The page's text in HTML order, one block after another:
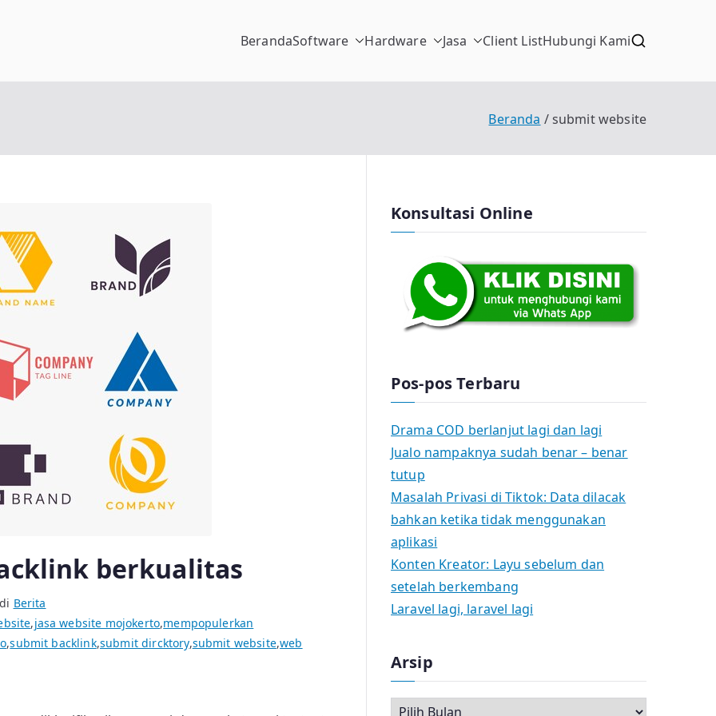
BerandaSoftware Hardware Jasa Client ListHubungi Kami
Beranda submit website
berkualitas
Berita
,jasa website mojokerto,mempopulerkan
,submit backlink,submit dircktory,submit website,web
Konsultasi Online
Pos-pos Terbaru
Drama COD berlanjut lagi dan lagi
Jualo nampaknya sudah benar – benar
tutup
Masalah Privasi di Tiktok: Data dilacak
bahkan ketika tidak menggunakan
aplikasi
Konten Kreator: Layu sebelum dan
setelah berkembang
Laravel lagi, laravel lagi
Arsip